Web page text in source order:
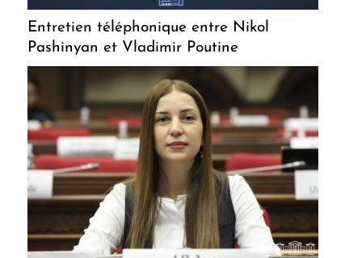
Entretien téléphonique entre Nikol
Pashinyan et Vladimir Poutine